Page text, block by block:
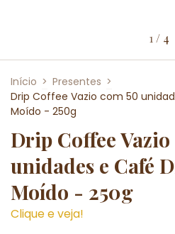
1 / 4
Início > Presentes >
Drip Coffee Vazio com 50
Moído - 250g
Drip Coffee
unidades e Café
Moído - 250g
Clique e veja!